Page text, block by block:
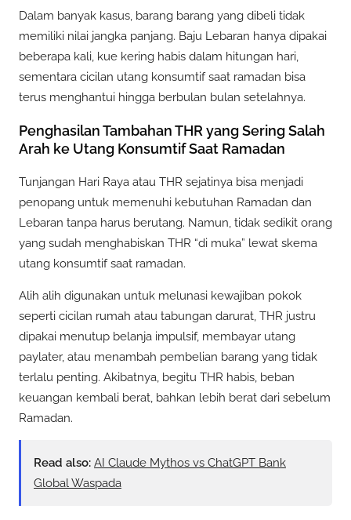
Dalam banyak kasus, barang barang yang dibeli tidak
memiliki nilai jangka panjang. Baju Lebaran hanya dipakai
beberapa kali, kue kering habis dalam hitungan hari,
sementara cicilan utang konsumtif saat ramadan bisa
terus menghantui hingga berbulan bulan setelahnya.
Penghasilan Tambahan THR yang Sering Salah
Arah ke Utang Konsumtif Saat Ramadan
Tunjangan Hari Raya atau THR sejatinya bisa menjadi
penopang untuk memenuhi kebutuhan Ramadan dan
Lebaran tanpa harus berutang. Namun, tidak sedikit orang
yang sudah menghabiskan THR “di muka” lewat skema
utang konsumtif saat ramadan.
Alih alih digunakan untuk melunasi kewajiban pokok
seperti cicilan rumah atau tabungan darurat, THR justru
dipakai menutup belanja impulsif, membayar utang
paylater, atau menambah pembelian barang yang tidak
terlalu penting. Akibatnya, begitu THR habis, beban
keuangan kembali berat, bahkan lebih berat dari sebelum
Ramadan.
Read also: AI Claude Mythos vs ChatGPT Bank
Global Waspada